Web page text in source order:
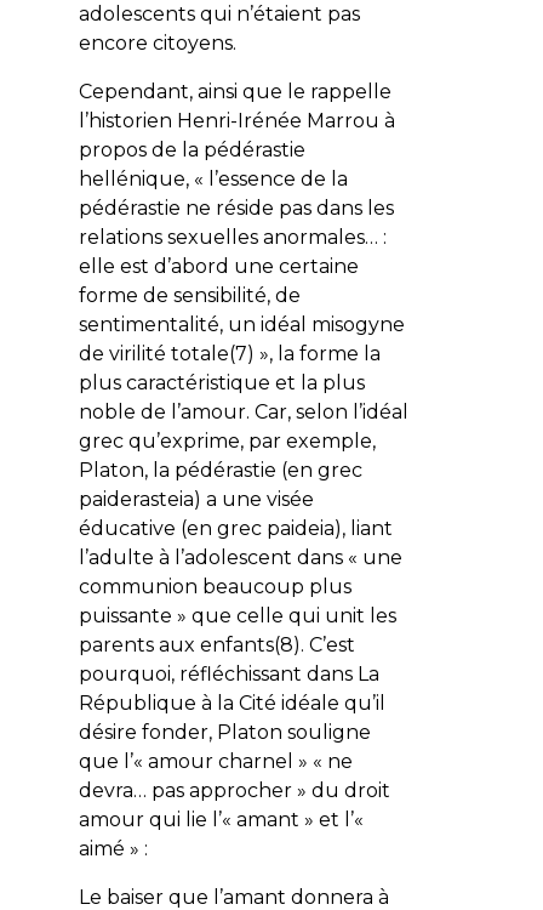
adolescents qui n’étaient pas
encore citoyens.
Cependant, ainsi que le rappelle
l’historien Henri-Irénée Marrou à
propos de la pédérastie
hellénique, « l’essence de la
pédérastie ne réside pas dans les
relations sexuelles anormales… :
elle est d’abord une certaine
forme de sensibilité, de
sentimentalité, un idéal misogyne
de virilité totale(7) », la forme la
plus caractéristique et la plus
noble de l’amour. Car, selon l’idéal
grec qu’exprime, par exemple,
Platon, la pédérastie (en grec
paiderasteia) a une visée
éducative (en grec paideia), liant
l’adulte à l’adolescent dans « une
communion beaucoup plus
puissante » que celle qui unit les
parents aux enfants(8). C’est
pourquoi, réfléchissant dans La
République à la Cité idéale qu’il
désire fonder, Platon souligne
que l’« amour charnel » « ne
devra… pas approcher » du droit
amour qui lie l’« amant » et l’«
aimé » :
Le baiser que l’amant donnera à